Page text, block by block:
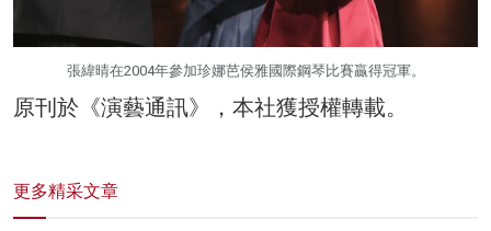
張緯晴在2004年參加珍娜芭侯雅國際鋼琴比賽贏得冠軍。
原刊於《演藝通訊》，本社獲授權轉載。
更多精采文章